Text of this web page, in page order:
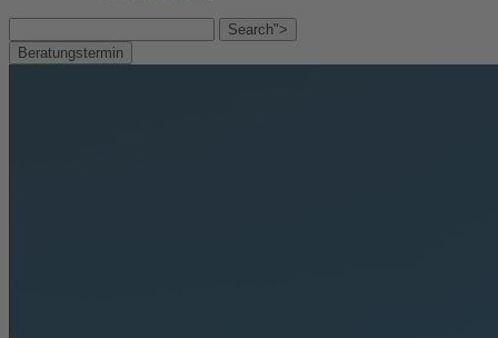
Search">
Beratungstermin